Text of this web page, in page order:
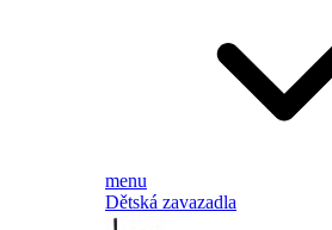
menu
Dětská zavazadla